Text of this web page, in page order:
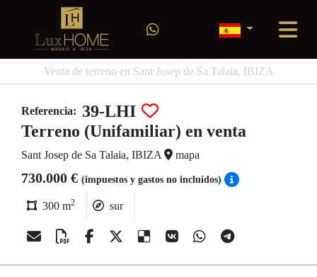
Venta de terreno en Sant Josep de Sa Talaia, IBIZA
Referencia: 39-LHI
Terreno (Unifamiliar) en venta
Sant Josep de Sa Talaia, IBIZA mapa
730.000 € (impuestos y gastos no incluídos)
300 m2 sur